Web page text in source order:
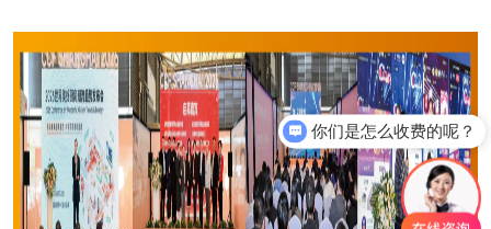
你们是怎么收费的呢？
规模有多大？